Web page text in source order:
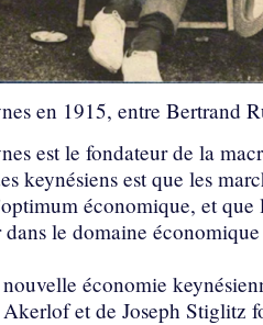
en 1915, entre Bertrand
est le fondateur de la
keynésiens est que les
économique, et
le domaine
économie
et de Joseph Stiglitz